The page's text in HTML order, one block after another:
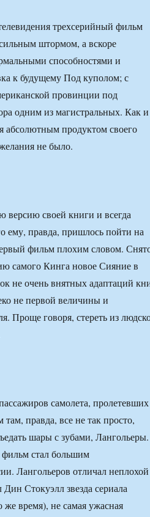
трехсерийный фильм
штормом, а вскоре
способностями и
к будущему Под куполом; с
провинции под
одним из магистральных. Как и
абсолютным продуктом своего
не было.
версию своей книги и всегда
ему, правда, пришлось пойти на
фильм плохим словом.
самого Кинга новое Сияние в
не очень внятных адаптаций
не первой величины и
Проще говоря, стереть из
самолета, пролетевших
правда, все не так просто,
шары с зубами, Лангольеры.
стал большим
Лангольеров отличал неплохой
Дин Стокуэлл звезда сериала
время), не самая ужасная